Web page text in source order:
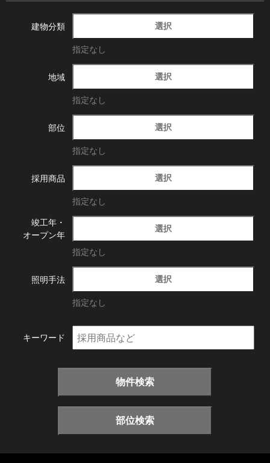
建物分類 選択
指定なし
地域 選択
指定なし
部位 選択
指定なし
採用商品 選択
指定なし
竣工年・
オープン年
選択
指定なし
照明手法 選択
指定なし
キーワード
物件検索
部位検索